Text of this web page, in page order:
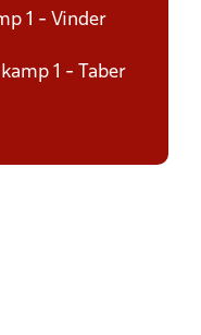
1 - Vinder
1 - Taber